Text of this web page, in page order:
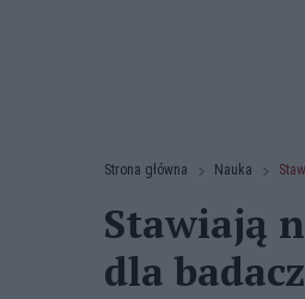
Strona główna Nauka
Stawiają
dla